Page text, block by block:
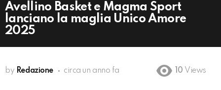
Avellino Basket e Magma Sport
lanciano la maglia Unico Amore
2025
by Redazione circa un anno fa 10 Views